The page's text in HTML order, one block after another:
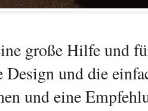
große Hilfe und
Design und die
und eine